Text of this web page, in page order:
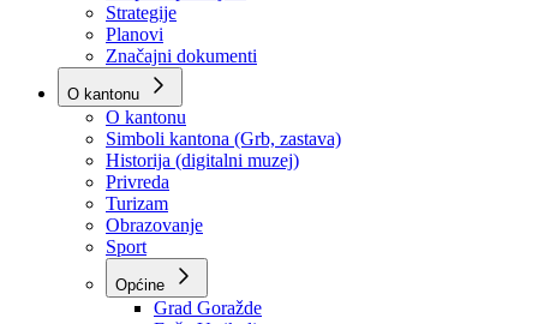
Poslovnik
Program rada Vlade
Ekspoze premijera
Strategije
Planovi
Značajni dokumenti
O kantonu
O kantonu
Simboli kantona (Grb, zastava)
Historija (digitalni muzej)
Privreda
Turizam
Obrazovanje
Sport